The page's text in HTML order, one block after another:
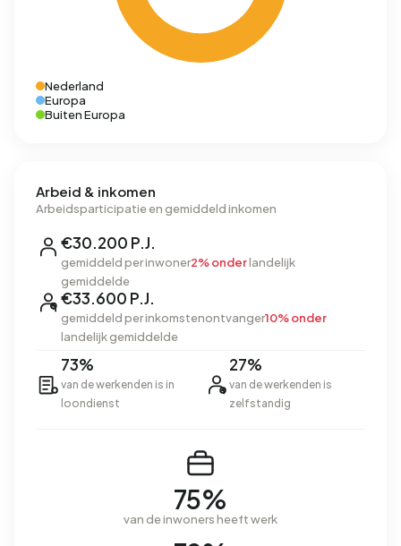
Nederland
Europa
Buiten Europa
Arbeid & inkomen
Arbeidsparticipatie en gemiddeld inkomen
€30.200 P.J.
gemiddeld per inwoner2% onderlandelijk
gemiddelde
€33.600 P.J.
gemiddeld per inkomstenontvanger10% onder
landelijk gemiddelde
73%
van de werkenden is in
loondienst
27%
van de werkenden is
zelfstandig
75%
van de inwoners heeft werk